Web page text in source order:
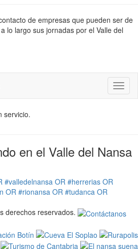
de empresas que pueden ser de
lo largo sus jornadas por el Valle del
servicio.
en el Valle del Nansa
#valledelnansa OR #herrerias OR
OR #rionansa OR #tudanca OR
derechos reservados.